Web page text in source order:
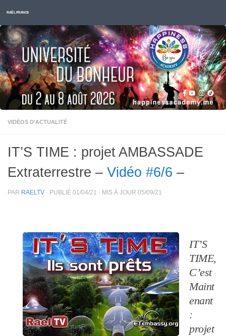
Skip to content
RAËL FRANCE
VIDÉOS D'ACTUALITÉ
IT’S TIME : projet AMBASSADE
Extraterrestre – Vidéo #6/6 –
PAR RAELTV · PUBLIÉ 01/04/21 · MIS À JOUR 05/09/21
IT’S
TIME,
C’est
Maint
enant
:
projet